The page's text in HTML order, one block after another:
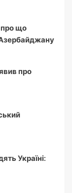
про що
про
Україні: